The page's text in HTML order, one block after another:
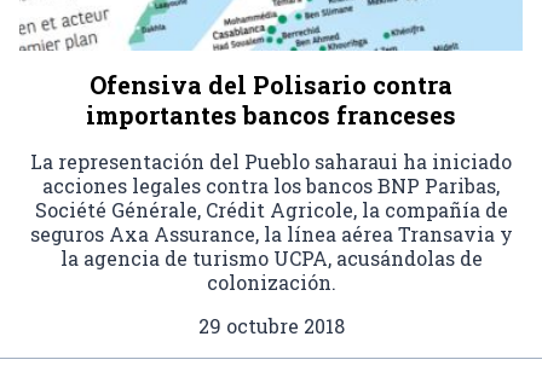
Ofensiva del Polisario contra
importantes bancos franceses
La representación del Pueblo saharaui ha iniciado
acciones legales contra los bancos BNP Paribas,
Société Générale, Crédit Agricole, la compañía de
seguros Axa Assurance, la línea aérea Transavia y
la agencia de turismo UCPA, acusándolas de
colonización.
29 octubre 2018